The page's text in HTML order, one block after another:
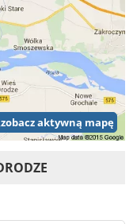
zobacz aktywną mapę